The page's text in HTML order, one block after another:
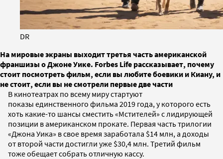
DR
На мировые экраны выходит третья часть американской
франшизы о Джоне Уике. Forbes Life рассказывает, почему
стоит посмотреть фильм, если вы любите боевики и Киану, и
не стоит, если вы не смотрели первые две части
В кинотеатрах по всему миру стартуют
показы единственного фильма 2019 года, у которого есть
хоть какие-то шансы сместить «Мстителей» с лидирующей
позиции в американском прокате. Первая часть трилогии
«Джона Уика» в свое время заработала $14 млн, а доходы
от второй части достигли уже $30,4 млн. Третий фильм
тоже обещает собрать отличную кассу.